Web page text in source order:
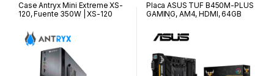
Case Antryx Mini Extreme XS-
120, Fuente 350W | XS-120
Placa ASUS TUF B450M-PLUS
GAMING, AM4, HDMI, 64GB